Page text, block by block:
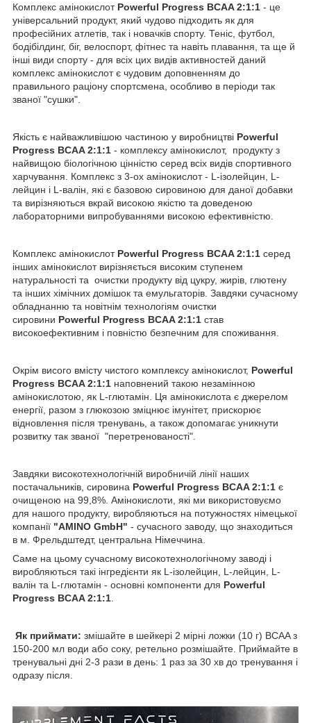
Комплекс амінокислот Powerful Progress BCAA 2:1:1 - це
універсальний продукт, який чудово підходить як для
професійних атлетів, так і новачків спорту. Теніс, футбол,
бодібілдинг, біг, велоспорт, фітнес та навіть плавання, та ще й
інші види спорту - для всіх цих видів активностей даний
комплекс амінокислот є чудовим доповненням до
правильного раціону спортсмена, особливо в періоди так
званої "сушки".
Якість є найважливішою частиною у виробництві Powerful
Progress BCAA 2:1:1 - комплексу амінокислот, продукту з
найвищою біологічною цінністю серед всіх видів спортивного
харчування. Комплекс з 3-ох амінокислот - L-ізолейцин, L-
лейцин і L-валін, які є базовою сировиною для даної добавки
та вирізняються вкрай високою якістю та доведеною
лабораторними випробуваннями високою ефективністю.
Комплекс амінокислот Powerful Progress BCAA 2:1:1 серед
інших амінокислот вирізняється високим ступенем
натуральності та очистки продукту від цукру, жирів, глютену
та інших хімічних домішок та емульгаторів. Завдяки сучасному
обладнанню та новітнім технологіям очистки
сировини Powerful Progress BCAA 2:1:1 став
високоефективним і повністю безпечним для споживання.
Окрім висого вмісту чистого комплексу амінокислот, Powerful
Progress BCAA 2:1:1 наповнений такою незамінною
амінокислотою, як L-глютамін. Ця амінокислота є джерелом
енергії, разом з глюкозою зміцнює імунітет, прискорює
відновлення після тренувань, а також допомагає уникнути
розвитку так званої "перетренованості".
Завдяки високотехнологічній виробничій лінії наших
постачальників, сировина Powerful Progress BCAA 2:1:1 є
очищеною на 99,8%. Амінокислоти, які ми використовуємо
для нашого продукту, виробляються на потужностях німецької
компанії "AMINO GmbH" - сучасного заводу, що знаходиться
в м. Фрельдштедт, центральна Німеччина.
Саме на цьому сучасному високотехнологічному заводі і
виробляються такі інгредієнти як L-ізолейцин, L-лейцин, L-
валін та L-глютамін - основні компоненти для Powerful
Progress BCAA 2:1:1
Як приймати: змішайте в шейкері 2 мірні ложки (10 г) BCAA з
150-200 мл води або соку, ретельно розмішайте. Приймайте в
тренувальні дні 2-3 рази в день: 1 раз за 30 хв до тренування і
одразу після.